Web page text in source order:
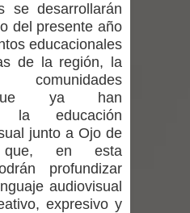
por dejar fuera a
dará la cara”
Social y Familia
para apoyar a
durante la
se desarrollarán
del presente año
educacionales
de la región, la
ya han
la educación
junto a Ojo de
en esta
profundizar
audiovisual
expresivo y